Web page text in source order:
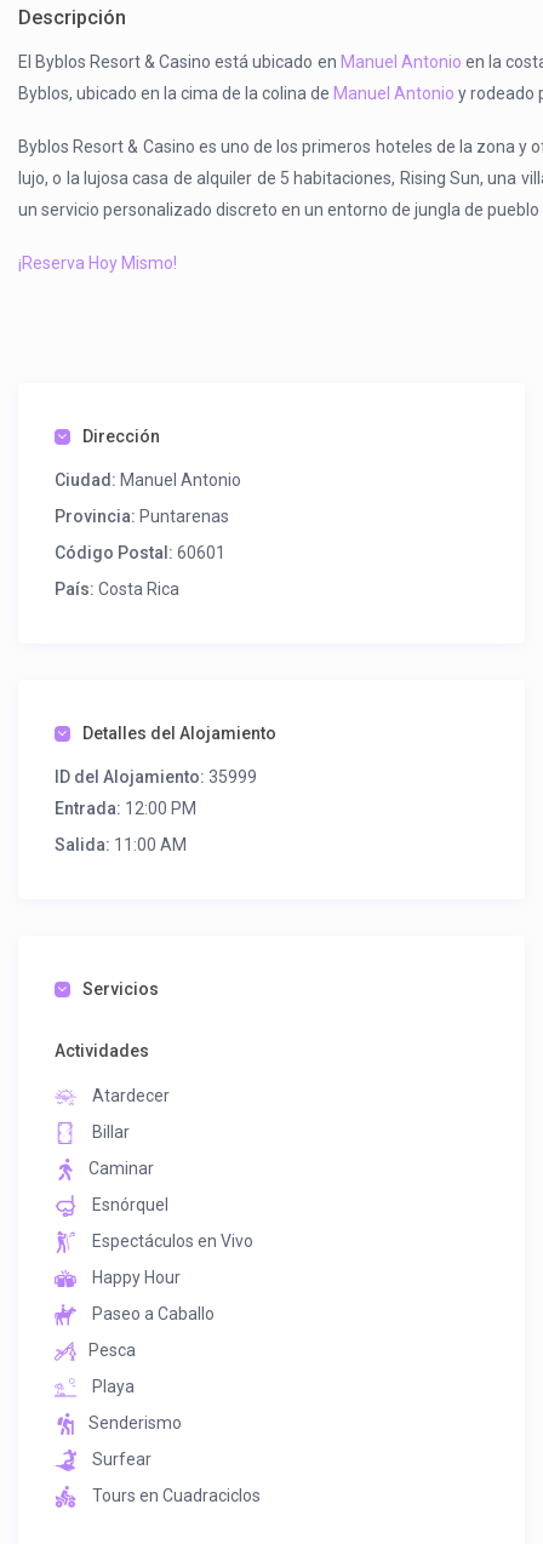
Descripción
El Byblos Resort & Casino está ubicado en Manuel Antonio en la
Byblos, ubicado en la cima de la colina de Manuel Antonio y rodeado
Byblos Resort & Casino es uno de los primeros hoteles de la zona
lujo, o la lujosa casa de alquiler de 5 habitaciones, Rising Sun, una
un servicio personalizado discreto en un entorno de jungla de
¡Reserva Hoy Mismo!
Dirección
Ciudad: Manuel Antonio
Provincia: Puntarenas
Código Postal: 60601
País: Costa Rica
Detalles del Alojamiento
ID del Alojamiento: 35999
Entrada: 12:00 PM
Salida: 11:00 AM
Servicios
Actividades
Atardecer
Billar
Caminar
Esnórquel
Espectáculos en Vivo
Happy Hour
Paseo a Caballo
Pesca
Playa
Senderismo
Surfear
Tours en Cuadraciclos